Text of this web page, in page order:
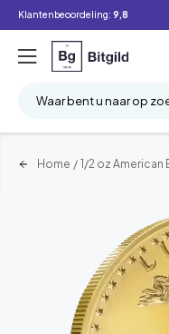
Klantenbeoordeling: 9,8
Waar bent u naar op
Home / 1/2 oz American